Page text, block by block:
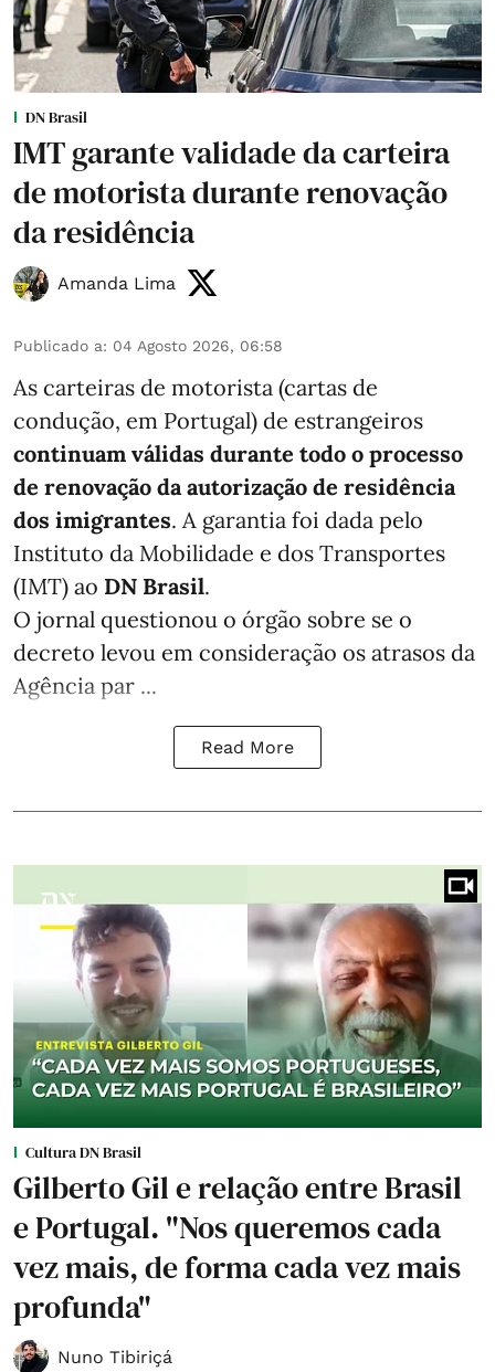
DN Brasil
IMT garante validade da carteira
de motorista durante renovação
da residência
Amanda Lima
Publicado a: 04 Agosto 2026, 06:58
As carteiras de motorista (cartas de
condução, em Portugal) de estrangeiros
continuam válidas durante todo o processo
de renovação da autorização de residência
dos imigrantes. A garantia foi dada pelo
Instituto da Mobilidade e dos Transportes
(IMT) ao DN Brasil.
O jornal questionou o órgão sobre se o
decreto levou em consideração os atrasos da
Agência par ...
Read More
Cultura DN Brasil
Gilberto Gil e relação entre Brasil
e Portugal. "Nos queremos cada
vez mais, de forma cada vez mais
profunda"
Nuno Tibiriçá